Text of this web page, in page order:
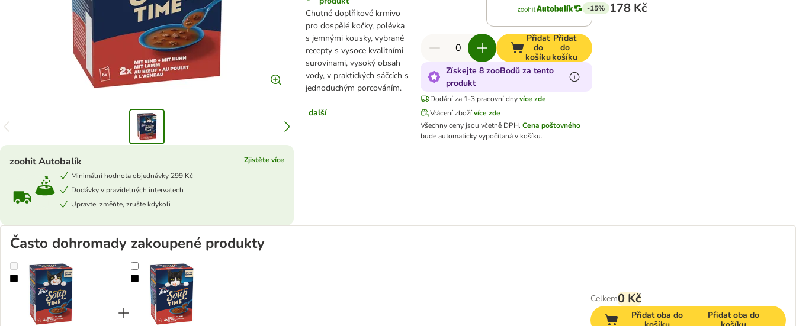
Chutné doplňkové krmivo
pro dospělé kočky, polévka
s jemnými kousky, vybrané
recepty s vysoce kvalitními
surovinami, vysoký obsah
vody, v praktických sáčcích s
jednoduchým porcováním.
další
zoohit Autobalík
Zjistěte více
Minimální hodnota objednávky 299 Kč
Dodávky v pravidelných intervalech
Upravte, změňte, zrušte kdykoli
-15% 178 Kč
Přidat
do
košíku
Přidat
do
košíku
Získejte 8 zooBodů za tento
produkt
Dodání za 1-3 pracovní dnyvíce zde
Vrácení zbožívíce zde
Všechny ceny jsou včetně DPH. Cena poštovného
bude automaticky vypočítaná v košíku.
Často dohromady zakoupené produkty
Felix polévky 24 x 48 g Výhodné balení Felix Soup Filet polévky 24 x 48 g
Celkem0 Kč
Přidat oba do
Přidat oba do